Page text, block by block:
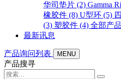
华司垫片 (2) Gamma
橡胶件 (8) U型环 (5)
(3) 塑胶件 (4) 全部产品
最新讯息
产品询问列表 MENU
产品搜寻